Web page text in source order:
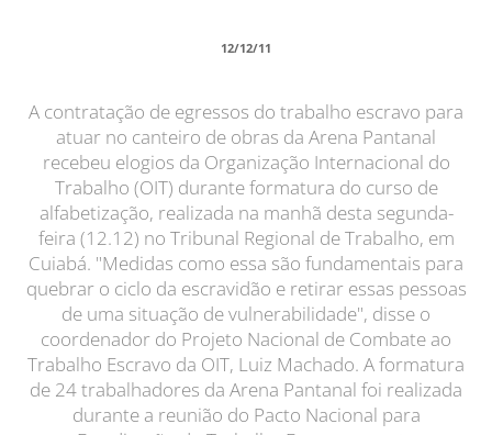
12/12/11
A contratação de egressos do trabalho escravo para
atuar no canteiro de obras da Arena Pantanal
recebeu elogios da Organização Internacional do
Trabalho (OIT) durante formatura do curso de
alfabetização, realizada na manhã desta segunda-
feira (12.12) no Tribunal Regional de Trabalho, em
Cuiabá. "Medidas como essa são fundamentais para
quebrar o ciclo da escravidão e retirar essas pessoas
de uma situação de vulnerabilidade", disse o
coordenador do Projeto Nacional de Combate ao
Trabalho Escravo da OIT, Luiz Machado. A formatura
de 24 trabalhadores da Arena Pantanal foi realizada
durante a reunião do Pacto Nacional para